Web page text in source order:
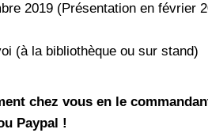
2019 (Présentation en février
(à la bibliothèque ou sur stand)
chez vous en le
Paypal !